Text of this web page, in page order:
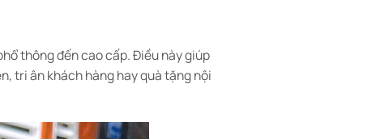
thông đến cao cấp. Điều này giúp
tri ân khách hàng hay quà tặng nội